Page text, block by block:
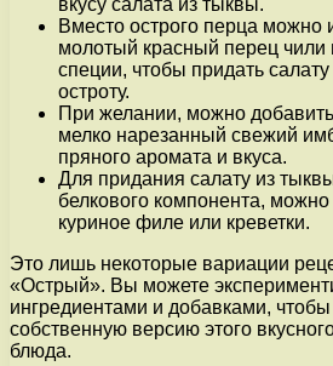
Вместо острого перца можно
молотый красный перец чили
специи, чтобы придать салату
остроту.
При желании, можно
мелко нарезанный свежий
пряного аромата и вкуса.
Для придания салату из
белкового компонента,
куриное филе или креветки.
Это лишь некоторые вариации
«Острый». Вы можете
ингредиентами и добавками,
собственную версию этого
блюда.